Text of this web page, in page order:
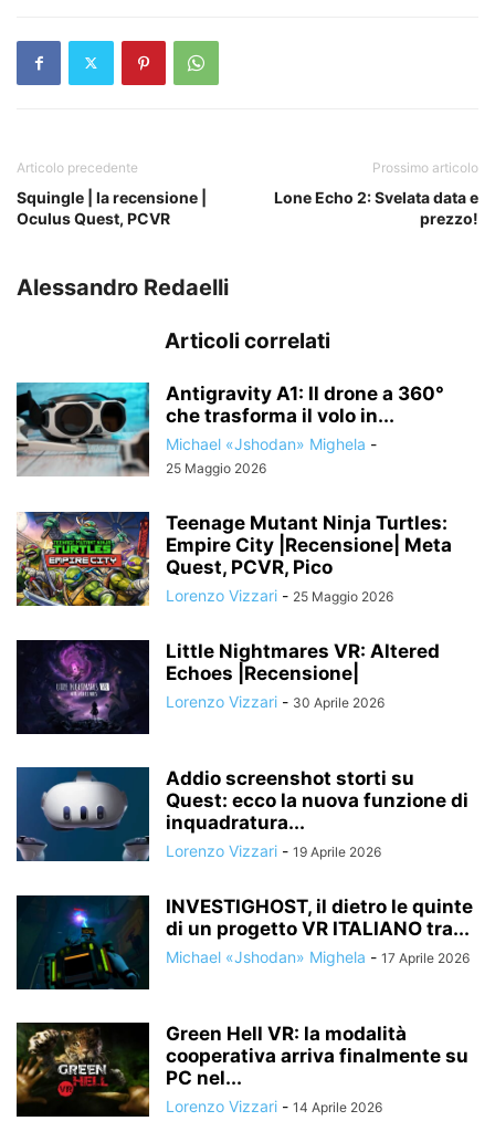
Articolo precedente
Squingle | la recensione |
Oculus Quest, PCVR
Prossimo articolo
Lone Echo 2: Svelata data e
prezzo!
Alessandro Redaelli
Articoli correlati
Antigravity A1: Il drone a 360°
che trasforma il volo in...
Michael «Jshodan» Mighela -
25 Maggio 2026
Teenage Mutant Ninja Turtles:
Empire City |Recensione| Meta
Quest, PCVR, Pico
Lorenzo Vizzari - 25 Maggio 2026
Little Nightmares VR: Altered
Echoes |Recensione|
Lorenzo Vizzari - 30 Aprile 2026
Addio screenshot storti su
Quest: ecco la nuova funzione di
inquadratura...
Lorenzo Vizzari - 19 Aprile 2026
INVESTIGHOST, il dietro le quinte
di un progetto VR ITALIANO tra...
Michael «Jshodan» Mighela - 17 Aprile 2026
Green Hell VR: la modalità
cooperativa arriva finalmente su
PC nel...
Lorenzo Vizzari - 14 Aprile 2026